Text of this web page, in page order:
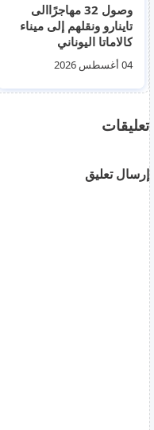
وصول 32 مهاجرًاالى
تاينارو ونقلهم إلى ميناء
كالاماتا اليوناني
04 أغسطس 2026
تعليقات
إرسال تعليق